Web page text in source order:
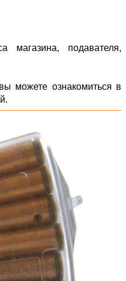
магазина, подавателя,
можете ознакомиться в